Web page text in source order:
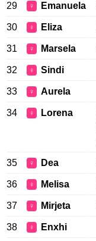
29 ♀ Emanuela
30 ♀ Eliza
31 ♀ Marsela
32 ♀ Sindi
33 ♀ Aurela
34 ♀ Lorena
35 ♀ Dea
36 ♀ Melisa
37 ♀ Mirjeta
38 ♀ Enxhi